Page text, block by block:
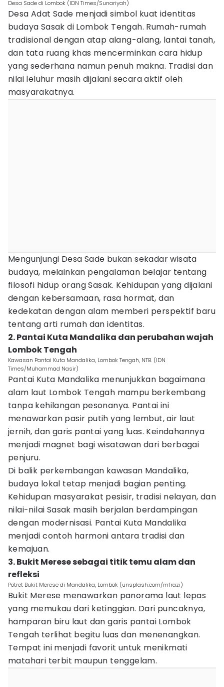
Desa Sade di Lombok (IDN Times/Sunariyah)
Desa Adat Sade menjadi simbol kuat identitas
budaya Sasak di Lombok Tengah. Rumah-rumah
tradisional dengan atap alang-alang, lantai tanah,
dan tata ruang khas mencerminkan cara hidup
yang sederhana namun penuh makna. Tradisi dan
nilai leluhur masih dijalani secara aktif oleh
masyarakatnya.
Mengunjungi Desa Sade bukan sekadar wisata
budaya, melainkan pengalaman belajar tentang
filosofi hidup orang Sasak. Kehidupan yang dijalani
dengan kebersamaan, rasa hormat, dan
kedekatan dengan alam memberi perspektif baru
tentang arti rumah dan identitas.
2. Pantai Kuta Mandalika dan perubahan wajah
Lombok Tengah
Kawasan Pantai Kuta Mandalika, Lombok Tengah, NTB. (IDN
Times/Muhammad Nasir)
Pantai Kuta Mandalika menunjukkan bagaimana
alam laut Lombok Tengah mampu berkembang
tanpa kehilangan pesonanya. Pantai ini
menawarkan pasir putih yang lembut, air laut
jernih, dan garis pantai yang luas. Keindahannya
menjadi magnet bagi wisatawan dari berbagai
penjuru.
Di balik perkembangan kawasan Mandalika,
budaya lokal tetap menjadi bagian penting.
Kehidupan masyarakat pesisir, tradisi nelayan, dan
nilai-nilai Sasak masih berjalan berdampingan
dengan modernisasi. Pantai Kuta Mandalika
menjadi contoh harmoni antara tradisi dan
kemajuan.
3. Bukit Merese sebagai titik temu alam dan
refleksi
Potret Bukit Merese di Mandalika, Lombok (unsplash.com/mfrazi)
Bukit Merese menawarkan panorama laut lepas
yang memukau dari ketinggian. Dari puncaknya,
hamparan biru laut dan garis pantai Lombok
Tengah terlihat begitu luas dan menenangkan.
Tempat ini menjadi favorit untuk menikmati
matahari terbit maupun tenggelam.